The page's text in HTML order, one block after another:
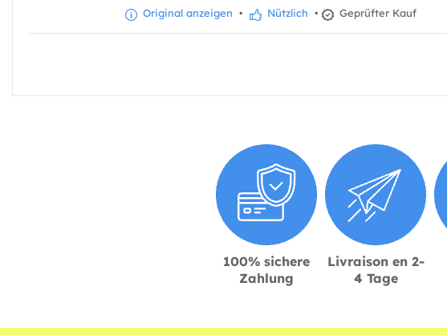
Original anzeigen • Nützlich • Geprüfter Kauf
100% sichere
Zahlung
Livraison en 2-
4 Tage